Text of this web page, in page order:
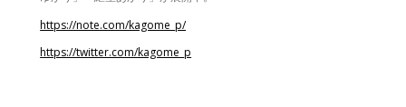
https://note.com/kagome_p/
https://twitter.com/kagome_p